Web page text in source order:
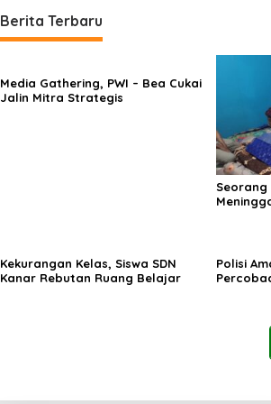
Berita Terbaru
Media Gathering, PWI – Bea Cukai
Jalin Mitra Strategis
Seorang
Kekurangan Kelas, Siswa SDN
Kanar Rebutan Ruang Belajar
Polisi